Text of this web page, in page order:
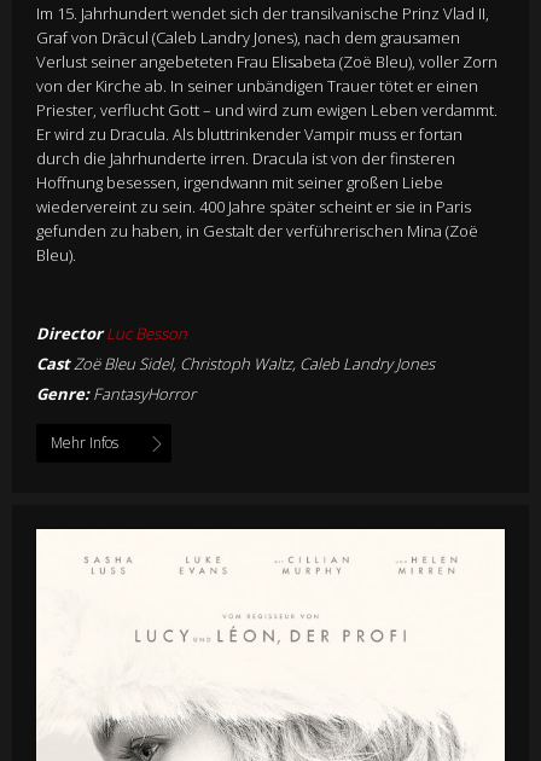
Im 15. Jahrhundert wendet sich der transilvanische Prinz Vlad II,
Graf von Drācul (Caleb Landry Jones), nach dem grausamen
Verlust seiner angebeteten Frau Elisabeta (Zoë Bleu), voller Zorn
von der Kirche ab. In seiner unbändigen Trauer tötet er einen
Priester, verflucht Gott – und wird zum ewigen Leben verdammt.
Er wird zu Dracula. Als bluttrinkender Vampir muss er fortan
durch die Jahrhunderte irren. Dracula ist von der finsteren
Hoffnung besessen, irgendwann mit seiner großen Liebe
wiedervereint zu sein. 400 Jahre später scheint er sie in Paris
gefunden zu haben, in Gestalt der verführerischen Mina (Zoë
Bleu).
Director Luc Besson
CastZoë Bleu Sidel, Christoph Waltz, Caleb Landry Jones
Genre:FantasyHorror
Mehr Infos